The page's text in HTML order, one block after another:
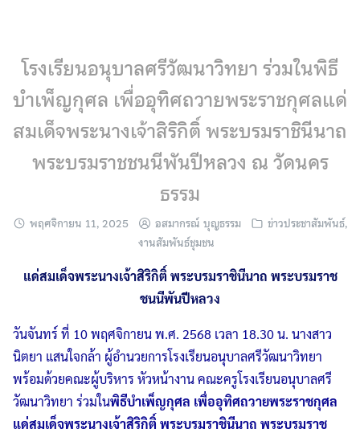
โรงเรียนอนุบาลศรีวัฒนาวิทยา ร่วมในพิธี
บำเพ็ญกุศล เพื่ออุทิศถวายพระราชกุศลแด่
สมเด็จพระนางเจ้าสิริกิติ์ พระบรมราชินีนาถ
พระบรมราชชนนีพันปีหลวง ณ วัดนคร
ธรรม
พฤศจิกายน 11, 2025 อสมากรณ์ บุญธรรม ข่าวประชาสัมพันธ์,
งานสัมพันธ์ชุมชน
แด่สมเด็จพระนางเจ้าสิริกิติ์ พระบรมราชินีนาถ พระบรมราช
ชนนีพันปีหลวง
วันจันทร์ ที่ 10 พฤศจิกายน พ.ศ. 2568 เวลา 18.30 น. นางสาว
นิตยา แสนใจกล้า ผู้อำนวยการโรงเรียนอนุบาลศรีวัฒนาวิทยา
พร้อมด้วยคณะผู้บริหาร หัวหน้างาน คณะครูโรงเรียนอนุบาลศรี
วัฒนาวิทยา ร่วมในพิธีบำเพ็ญกุศล เพื่ออุทิศถวายพระราชกุศล
แด่สมเด็จพระนางเจ้าสิริกิติ์ พระบรมราชินีนาถ พระบรมราช